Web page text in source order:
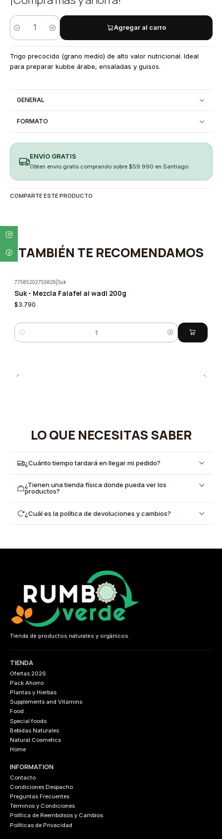
Quantity
Agregar al carro
Trigo precocido (grano medio) de alto valor nutricional. Ideal
para preparar kubbe árabe, ensaladas y guisos.
GENERAL
FORMATO
ENVÍO GRATIS
Obten envio gratis comprando sobre $59.990 en Santiago
COMPARTE ESTE PRODUCTO
TAMBIÉN TE RECOMENDAMOS
77585202755829 Suk
Suk - Mezcla Falafel al wadi 200g
$3.790
Quantity
LO QUE NECESITAS SABER
¿Cuánto tiempo tardará en llegar mi pedido?
¿Tienen una tienda física donde pueda ver los
productos?
¿Cuál es la política de devoluciones y cambios?
Tienda de productos naturales y orgánicos.
TIENDA
Ofertas 2026
Pack Ahorro
Plantas y Hierbas
Supplements and Vitamins
Food
Special foods
Bebidas Naturales
Natural Cosmetics
Home
INFORMATION
Contacto
Condiciones Despacho
Preguntas Frecuentes
Términos y Condiciones
Política de Reembolsos y Cambios
Políticas de Privacidad